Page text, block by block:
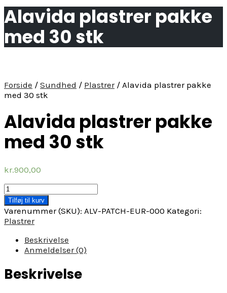
Alavida plastrer pakke
med 30 stk
Forside / Sundhed / Plastrer/ Alavida plastrer pakke
med 30 stk
Alavida plastrer pakke
med 30 stk
kr.900,00
Alavida
plastrer
pakke
med
30
antal
Tilføj til kurv
Varenummer (SKU): ALV-PATCH-EUR-000 Kategori:
Plastrer
Beskrivelse
Anmeldelser (0)
Beskrivelse